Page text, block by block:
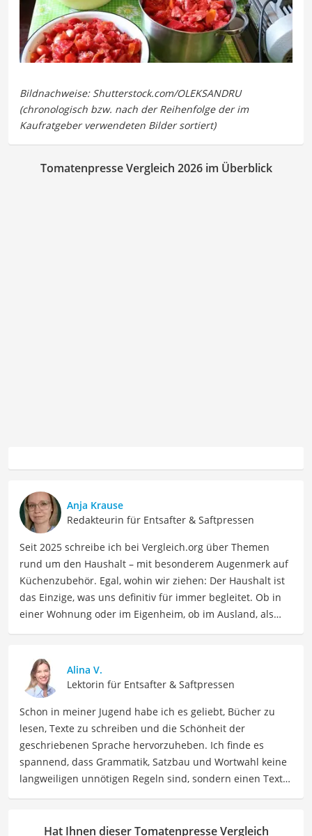
Tomatenpresse Vergleich 2026 im Überblick
Anja Krause
Redakteurin für Entsafter & Saftpressen
Seit 2025 schreibe ich bei Vergleich.org über Themen
rund um den Haushalt – mit besonderem Augenmerk auf
Küchenzubehör. Egal, wohin wir ziehen: Der Haushalt ist
das Einzige, was uns definitiv für immer begleitet. Ob in
einer Wohnung oder im Eigenheim, ob im Ausland, als
Erfahrung heraus berichte ich über Produkte und
Lösungen, die den Alltag erleichtern und praktische
Helfer für Küche und Haushalt bieten.
Der Tomatenpresse-Vergleich ist aus unserer Sicht
besonders empfehlenswert fürTomatenliebhaber
Köche.
Alina V.
Lektorin für Entsafter & Saftpressen
Schon in meiner Jugend habe ich es geliebt, Bücher zu
lesen, Texte zu schreiben und die Schönheit der
geschriebenen Sprache hervorzuheben. Ich finde es
spannend, dass Grammatik, Satzbau und Wortwahl keine
langweiligen unnötigen Regeln sind, sondern einen Text
geschriebenen Wort als Lektorin bei VGL in unsere Texte
Hat Ihnen dieser Tomatenpresse Vergleich